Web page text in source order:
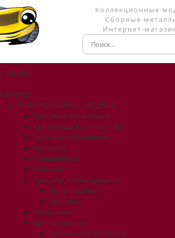
Коллекционные
Сборные
Интернет-
ГЛАВНАЯ
КАТАЛОГ
КОЛЛЕКЦИОННЫЕ МОДЕЛИ
Легковые автомобили
Автопоезда (сцепки) 1:43
Грузовые автомобили
Автобусы
Троллейбусы
Трамваи
Прицепы и полуприцепы
Полуприцепы
Прицепы
Мотоциклы
Прочая техника
Гусеничные тракторы